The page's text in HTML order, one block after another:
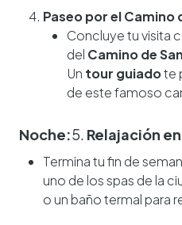
Paseo por el Camino
Concluye tu visita
del Camino de
Un tour guiadote
de este famoso
Noche:5. Relajación
Termina tu fin de
uno de los spas de la
o un baño termal para